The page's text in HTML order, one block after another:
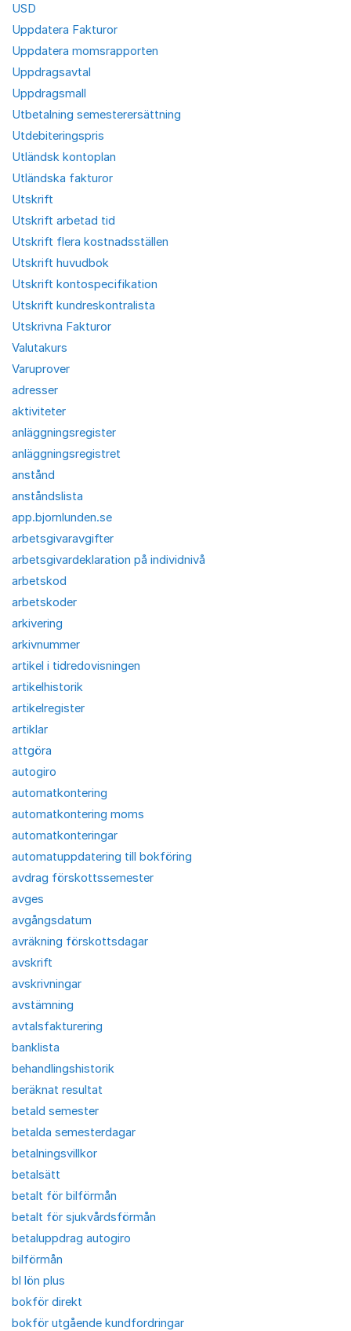
USD
Uppdatera Fakturor
Uppdatera momsrapporten
Uppdragsavtal
Uppdragsmall
Utbetalning semesterersättning
Utdebiteringspris
Utländsk kontoplan
Utländska fakturor
Utskrift
Utskrift arbetad tid
Utskrift flera kostnadsställen
Utskrift huvudbok
Utskrift kontospecifikation
Utskrift kundreskontralista
Utskrivna Fakturor
Valutakurs
Varuprover
adresser
aktiviteter
anläggningsregister
anläggningsregistret
anstånd
anståndslista
app.bjornlunden.se
arbetsgivaravgifter
arbetsgivardeklaration på individnivå
arbetskod
arbetskoder
arkivering
arkivnummer
artikel i tidredovisningen
artikelhistorik
artikelregister
artiklar
attgöra
autogiro
automatkontering
automatkontering moms
automatkonteringar
automatuppdatering till bokföring
avdrag förskottssemester
avges
avgångsdatum
avräkning förskottsdagar
avskrift
avskrivningar
avstämning
avtalsfakturering
banklista
behandlingshistorik
beräknat resultat
betald semester
betalda semesterdagar
betalningsvillkor
betalsätt
betalt för bilförmån
betalt för sjukvårdsförmån
betaluppdrag autogiro
bilförmån
bl lön plus
bokför direkt
bokför utgående kundfordringar